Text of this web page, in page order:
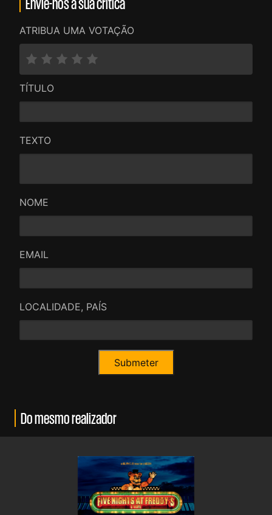
ATRIBUA UMA VOTAÇÃO
TÍTULO
TEXTO
NOME
EMAIL
LOCALIDADE, PAÍS
Do mesmo realizador